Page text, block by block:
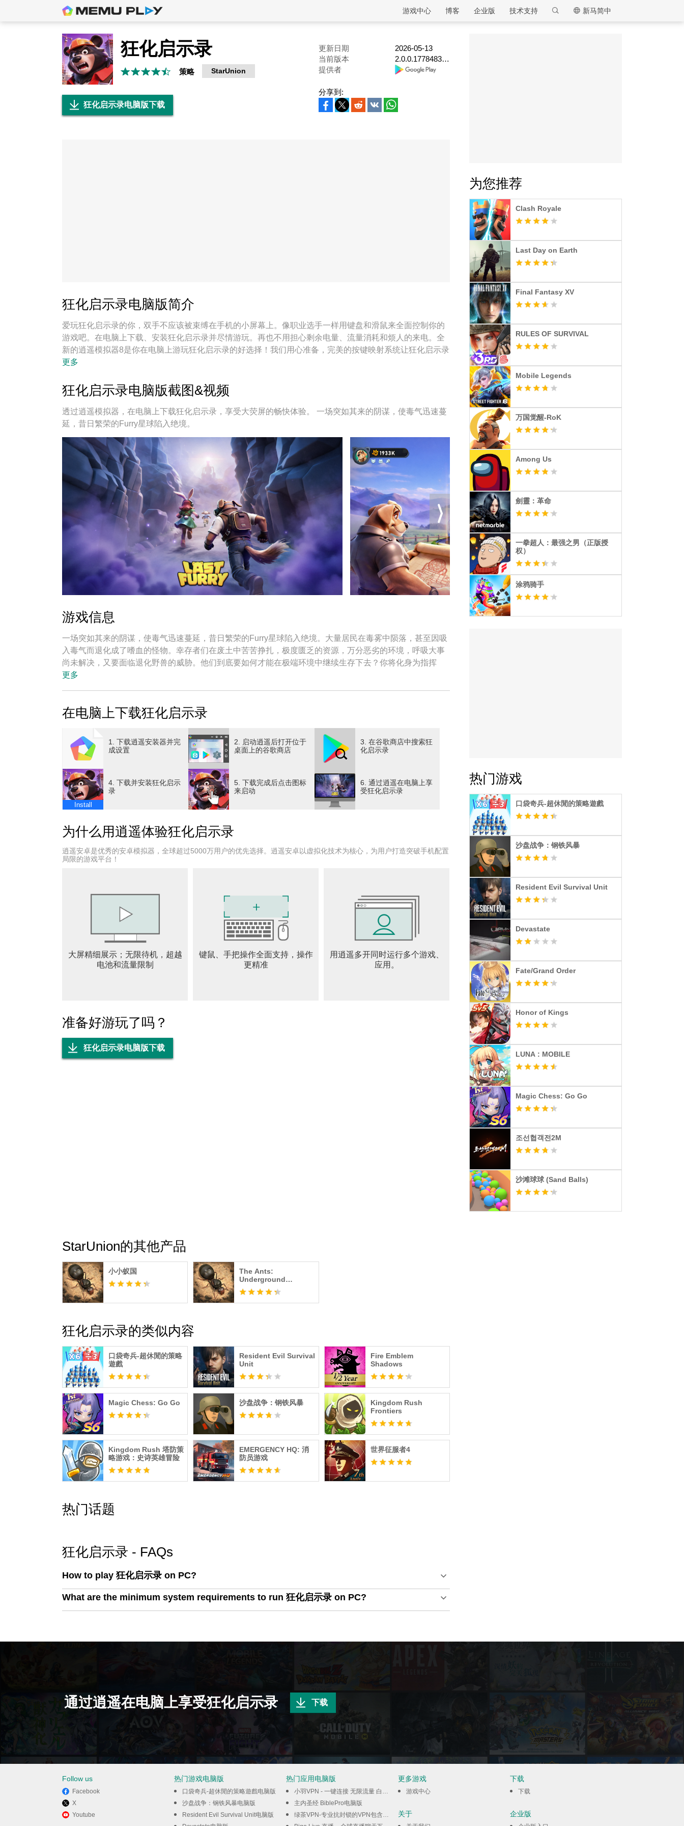
逍遥模拟器
新马简中
技术支持
企业版
博客
游戏中心
狂化启示录
策略 StarUnion
更新日期
2026-05-13
当前版本
2.0.0.1778483910
提供者
狂化启示录电脑版下载
分享到:
狂化启示录电脑版简介
爱玩狂化启示录的你，双手不应该被束缚在手机的小屏幕上。像职业选手一样用键盘和滑鼠来全面控制你的
游戏吧。在电脑上下载、安装狂化启示录并尽情游玩。再也不用担心剩余电量、流量消耗和烦人的来电。全
新的逍遥模拟器8是你在电脑上游玩狂化启示录的好选择！我们用心准备，完美的按键映射系统让狂化启示录
宛如电脑游戏；
更多
狂化启示录电脑版截图&视频
透过逍遥模拟器，在电脑上下载狂化启示录，享受大荧屏的畅快体验。 一场突如其来的阴谋，使毒气迅速蔓
延，昔日繁荣的Furry星球陷入绝境。
游戏信息
一场突如其来的阴谋，使毒气迅速蔓延，昔日繁荣的Furry星球陷入绝境。大量居民在毒雾中陨落，甚至因吸
入毒气而退化成了嗜血的怪物。幸存者们在废土中苦苦挣扎，极度匮乏的资源，万分恶劣的环境，呼吸大事
尚未解决，又要面临退化野兽的威胁。他们到底要如何才能在极端环境中继续生存下去？你将化身为指挥
官，用智慧和勇气守护幸存者、净化环境、抵御毒雾。带领他们重燃Furry文明火种，迎接末日挑战！
▷模拟经营，重建避难所◁
资源都弥足珍贵，每一处建筑都至关重要。如何分配劳力、规划布局，将决定避难所能否在毒雾中延续生
机。
▷幸存者日常，情感互动◁
他们并非冷冰冰的数字，而是有着喜怒哀乐的同伴。饥饿会让他们抱怨，舒适的住所能带来安心。有人会怀
念旧日的生活，有人会因避难所的温暖而心怀感激。通过信件与交谈，你能倾听他们的声音、解决他们的矛
盾，并用你的抉择影响他们的信念与忠诚。
▷危机探索，未知与机遇◁
险的异变生物与敌对群体。每一次远行，都是一场风险与收益的博弈。
▷英雄集结，独特天赋◁
荒原上仍有意志坚定的勇士等待召唤。他们各具特色：有人精于战斗，提供防御与火力；有人善于建设，加
▷联盟协作，共同生存◁
在末世中，孤身奋战注定难以长久。加入联盟，与其他指挥官结伴同行，交换物资、分享情报、并肩作战。
只有携手，才能扫清毒雾，夺回失落的土地。
▷多样玩法，挑战不断◁
组织荒原探索、制定清毒计划、合理颁布政令、应对突发事件……每天都充满了未知。你不仅是建设者，更
是守护者、领导者。你的智慧与抉择，将决定避难所的存亡与未来。
毒雾未散，生机未绝。
官方Discord: https://discord.gg/EQb6jk7HNX
官方Facebook: https://www.facebook.com/lastfurrysurvival
官方邮箱：lastfurry@staruniongame.com
官方Instagram: https://www.instagram.com/lastfurrysurvival/
更多
在电脑上下载狂化启示录
1. 下载逍遥安装器并完
成设置
2. 启动逍遥后打开位于
桌面上的谷歌商店
3. 在谷歌商店中搜索狂
化启示录
Install
4. 下载并安装狂化启示
录
5. 下载完成后点击图标
来启动
6. 通过逍遥在电脑上享
受狂化启示录
为什么用逍遥体验狂化启示录
逍遥安卓是优秀的安卓模拟器，全球超过5000万用户的优先选择。逍遥安卓以虚拟化技术为核心，为用户打造突破手机配置
局限的游戏平台！
大屏精细展示；无限待机，超越
电池和流量限制
键鼠、手把操作全面支持，操作
更精准
用逍遥多开同时运行多个游戏、
应用。
准备好游玩了吗？
狂化启示录电脑版下载
StarUnion的其他产品
小小蚁国
The Ants:
Underground
Kingdom
狂化启示录的类似内容
口袋奇兵-超休閒的策略
遊戲
Resident Evil Survival
Unit
Fire Emblem
Shadows
Magic Chess: Go Go 沙盘战争：钢铁风暴
Kingdom Rush
Frontiers
Kingdom Rush 塔防策
略游戏：史诗英雄冒险
EMERGENCY HQ: 消
防员游戏
世界征服者4
热门话题
狂化启示录 - FAQs
How to play 狂化启示录 on PC?
What are the minimum system requirements to run 狂化启示录 on PC?
为您推荐
Clash Royale
Last Day on Earth
Final Fantasy XV
RULES OF SURVIVAL
Mobile Legends
万国觉醒-RoK
Among Us
劍靈：革命
一拳超人：最强之男（正版授
权）
涂鸦骑手
热门游戏
口袋奇兵-超休閒的策略遊戲
沙盘战争：钢铁风暴
Resident Evil Survival Unit
Devastate
Fate/Grand Order
Honor of Kings
LUNA : MOBILE
Magic Chess: Go Go
조선협객전2M
沙滩球球 (Sand Balls)
通过逍遥在电脑上享受狂化启示录 下载
Follow us
Facebook
X
Youtube
热门游戏电脑版
口袋奇兵-超休閒的策略遊戲电脑版
沙盘战争：钢铁风暴电脑版
Resident Evil Survival Unit电脑版
热门应用电脑版
小羽VPN - 一键连接 无限流量 白嫖VPN电脑版
主内圣经 BiblePro电脑版
绿茶VPN-专业抗封锁的VPN包含私密浏览器电脑版
更多游戏
游戏中心
关于
下载
下载
企业版